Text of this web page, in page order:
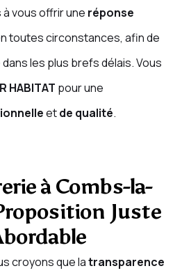
vous offrir une réponse
toutes circonstances, afin de
dans les plus brefs délais. Vous
HABITAT pour une
etde qualité.
à Combs-la-
Juste
croyons que latransparence